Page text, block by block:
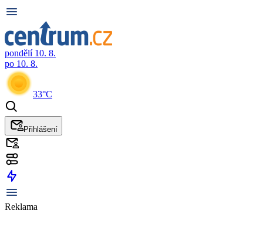
pondělí 10. 8.
po 10. 8.
33°C
Přihlášení
Reklama